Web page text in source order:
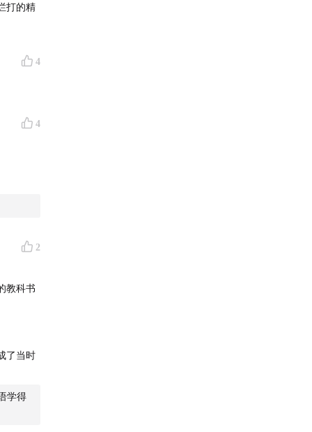
打的精
4
4
2
教科书
了当时
学得